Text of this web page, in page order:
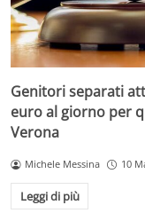
Genitori separati
euro al giorno per
Verona
Michele Messina 10
Leggi di più